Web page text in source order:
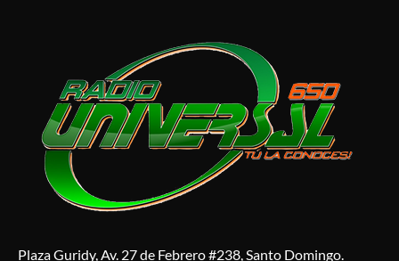
Plaza Guridy, Av. 27 de Febrero #238, Santo Domingo.